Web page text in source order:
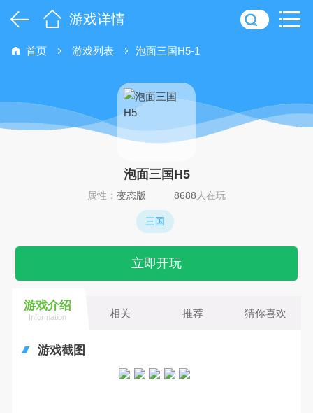
游戏详情
首页 游戏列表 泡面三国H5-1
泡面三国H5
属性： 变态版 8688 人在玩
三国
立即开玩
游戏介绍
Information 相关 推荐 猜你喜欢
游戏截图